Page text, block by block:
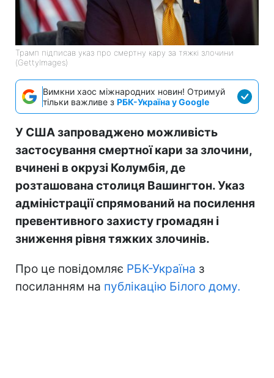
Трамп підписав указ про смертну кару за тяжкі злочини
(GettyImages)
Вимкни хаос міжнародних новин! Отримуй
тільки важливе з РБК-Україна у Google
У США запроваджено можливість
застосування смертної кари за злочини,
вчинені в окрузі Колумбія, де
розташована столиця Вашингтон. Указ
адміністрації спрямований на посилення
превентивного захисту громадян і
зниження рівня тяжких злочинів.
Про це повідомляє РБК-Україна з
посиланням на публікацію Білого дому.